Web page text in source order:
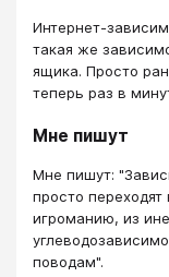
Интернет-
такая же
ящика. Просто
теперь раз в
Мне пишут
Мне пишут:
просто
игроманию, из
поводам".